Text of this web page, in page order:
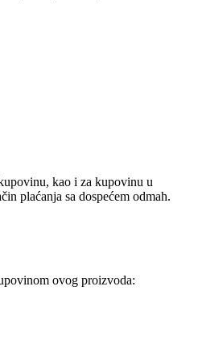
kao i za kupovinu u
plaćanja sa dospećem odmah.
ovog proizvoda: